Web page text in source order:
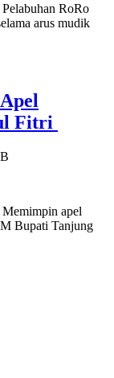
RoRo
arus mudik
Fitri
apel
Bupati Tanjung